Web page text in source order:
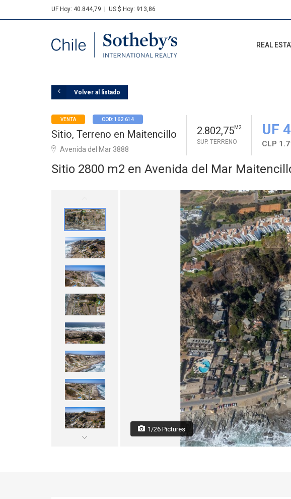
UF Hoy: 40.844,79 US $ Hoy: 913,86
Sotheby's REAL
Volver al listado
VENTA COD: 162.614
Sitio, Terreno en Maitencillo
Avenida del Mar 3888
2.802,75M2
SUP. TERRENO
UF
CLP
Sitio 2800 m2 en Avenida del Mar
1/26 Pictures